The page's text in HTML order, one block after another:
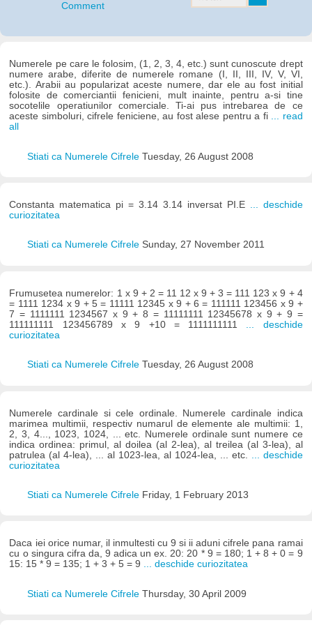
Comment
Numerele pe care le folosim, (1, 2, 3, 4, etc.) sunt cunoscute drept
numere arabe, diferite de numerele romane (I, II, III, IV, V, VI,
etc.). Arabii au popularizat aceste numere, dar ele au fost initial
folosite de comerciantii fenicieni, mult inainte, pentru a-si tine
socotelile operatiunilor comerciale. Ti-ai pus intrebarea de ce
aceste simboluri, cifrele feniciene, au fost alese pentru a fi ... read
all
Stiati ca Numerele Cifrele Tuesday, 26 August 2008
Constanta matematica pi = 3.14 3.14 inversat PI.E ... deschide
curiozitatea
Stiati ca Numerele Cifrele Sunday, 27 November 2011
Frumusetea numerelor: 1 x 9 + 2 = 11 12 x 9 + 3 = 111 123 x 9 + 4
= 1111 1234 x 9 + 5 = 11111 12345 x 9 + 6 = 111111 123456 x 9 +
7 = 1111111 1234567 x 9 + 8 = 11111111 12345678 x 9 + 9 =
111111111 123456789 x 9 +10 = 1111111111
... deschide
curiozitatea
Stiati ca Numerele Cifrele Tuesday, 26 August 2008
Numerele cardinale si cele ordinale. Numerele cardinale indica
marimea multimii, respectiv numarul de elemente ale multimii: 1,
2, 3, 4..., 1023, 1024, ... etc. Numerele ordinale sunt numere ce
indica ordinea: primul, al doilea (al 2-lea), al treilea (al 3-lea), al
patrulea (al 4-lea), ... al 1023-lea, al 1024-lea, ... etc.
... deschide
curiozitatea
Stiati ca Numerele Cifrele Friday, 1 February 2013
Daca iei orice numar, il inmultesti cu 9 si ii aduni cifrele pana ramai
cu o singura cifra da, 9 adica un ex. 20: 20 * 9 = 180; 1 + 8 + 0 = 9
15: 15 * 9 = 135; 1 + 3 + 5 = 9 ... deschide curiozitatea
Stiati ca Numerele Cifrele Thursday, 30 April 2009